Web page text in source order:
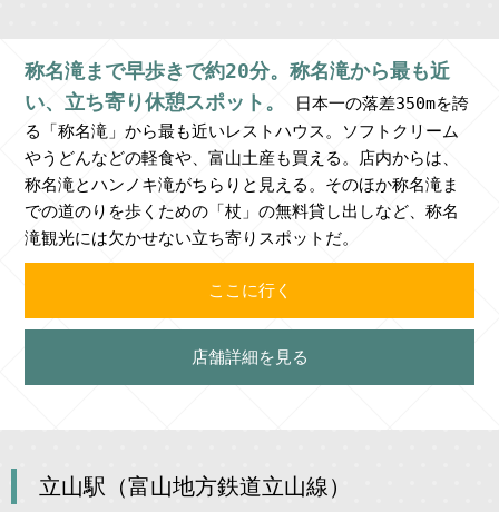
称名滝まで早歩きで約20分。称名滝から最も近
い、立ち寄り休憩スポット。
日本一の落差350mを誇
る「称名滝」から最も近いレストハウス。ソフトクリーム
やうどんなどの軽食や、富山土産も買える。店内からは、
称名滝とハンノキ滝がちらりと見える。そのほか称名滝ま
での道のりを歩くための「杖」の無料貸し出しなど、称名
滝観光には欠かせない立ち寄りスポットだ。
ここに行く
店舗詳細を見る
立山駅（富山地方鉄道立山線）